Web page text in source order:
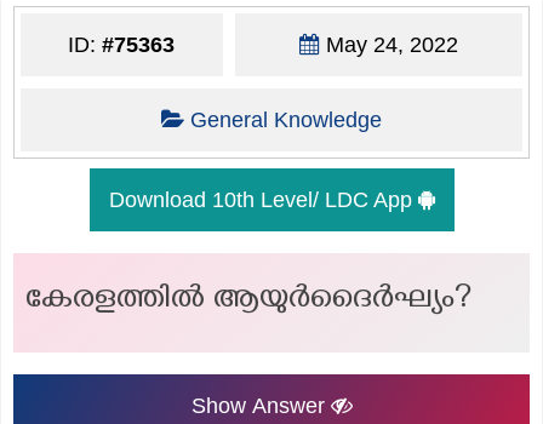
ID:#75363 May 24, 2022
General Knowledge
Download 10th Level/ LDC App
കേരളത്തിൽ ആയുർദൈർഘ്യം?
Show Answer